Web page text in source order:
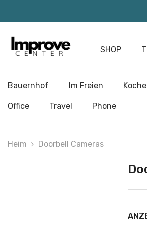
SHOP
Bauernhof Im Freien
Office Travel Phone
Heim Doorbell Cameras